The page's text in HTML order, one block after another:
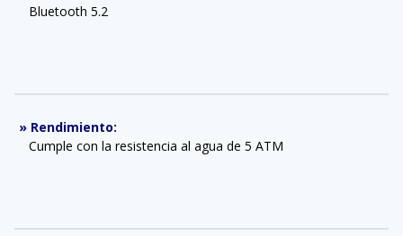
Bluetooth 5.2
» Rendimiento:
Cumple con la resistencia al agua de 5 ATM